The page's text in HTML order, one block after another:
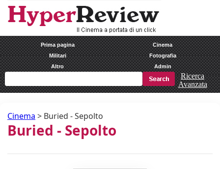
Prima pagina
Cinema
Militari
Fotografia
Altro
Admin
Ricerca
Avanzata
Cinema > Buried - Sepolto
Buried - Sepolto